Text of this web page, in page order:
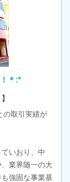
＊:*
の取引実績が
いおり、中
業界随一の大
強固な事業基